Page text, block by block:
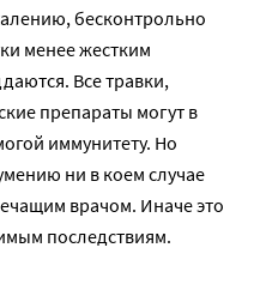
бесконтрольно
менее жестким
Все травки,
препараты могут в
иммунитету. Но
ни в коем случае
врачом. Иначе это
последствиям.